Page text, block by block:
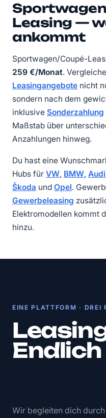
Leasing —
ankommt
Sportwagen/Coupé-
259 €/Monat.
Leasingangebote nicht
sondern nach dem
inklusive Sonderzahlung
Maßstab über
Anzahlungen hinweg.
Du hast eine
Hubs für VW, BMW, Audi
Škoda und Opel.
Gewerbeleasing
Elektromodellen kommt
hinzu.
EINE PLATTFORM · DREI
Endlich
Wir begleiten dich